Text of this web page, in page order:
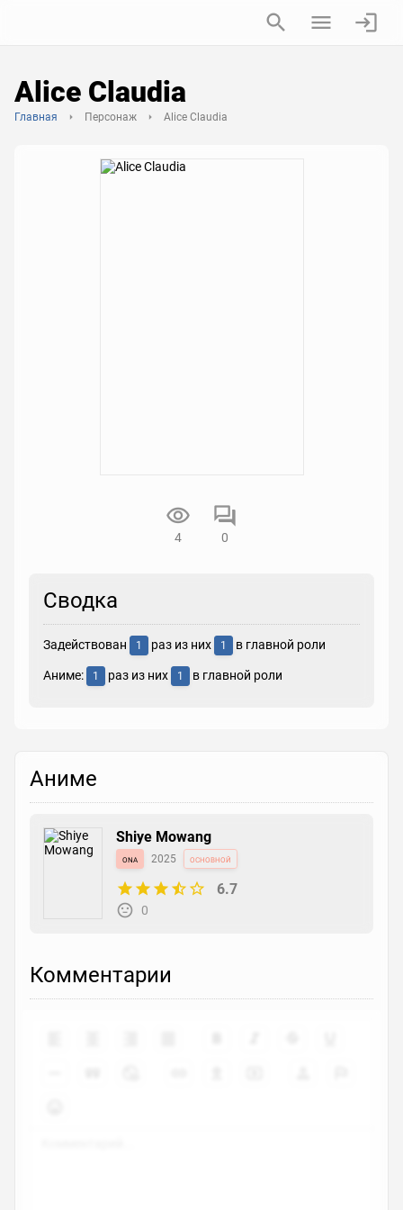
Alice Claudia
Главная Персонаж Alice Claudia
4 0
Сводка
Задействован 1 раз из них 1 в главной роли
Аниме: 1 раз из них 1 в главной роли
Аниме
Shiye Mowang
ona 2025 основной
6.7
0
Комментарии